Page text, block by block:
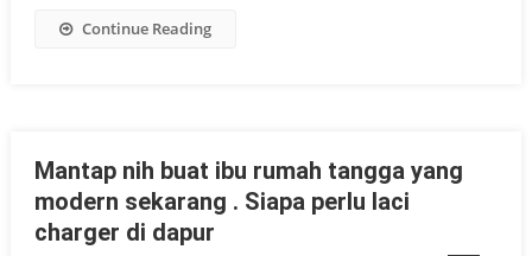
Continue Reading
Mantap nih buat ibu rumah tangga yang
modern sekarang . Siapa perlu laci
charger di dapur